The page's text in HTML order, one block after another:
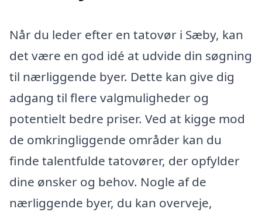
Når du leder efter en tatovør i Sæby, kan
det være en god idé at udvide din søgning
til nærliggende byer. Dette kan give dig
adgang til flere valgmuligheder og
potentielt bedre priser. Ved at kigge mod
de omkringliggende områder kan du
finde talentfulde tatovører, der opfylder
dine ønsker og behov. Nogle af de
nærliggende byer, du kan overveje,